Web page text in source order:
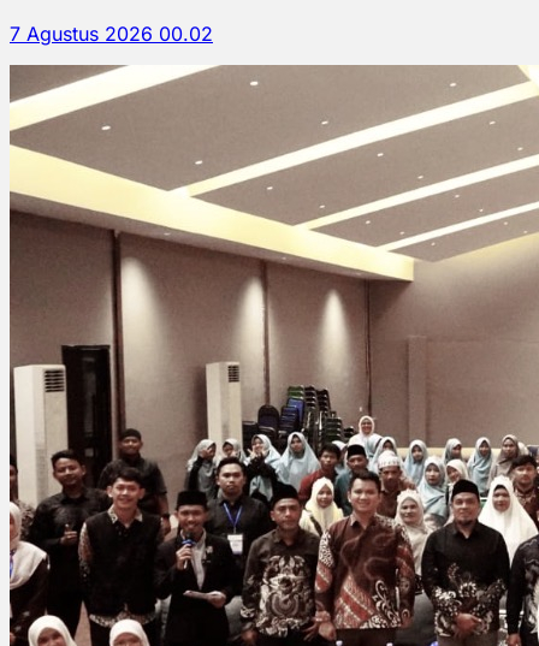
7 Agustus 2026 00.02